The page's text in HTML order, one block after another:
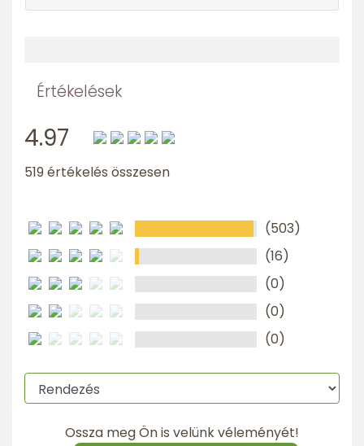
Értékelések
4.97
519 értékelés összesen
(503)
(16)
(0)
(0)
(0)
Ossza meg Ön is velünk véleményét!